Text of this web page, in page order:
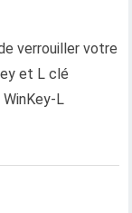
verrouiller votre
et L clé
L